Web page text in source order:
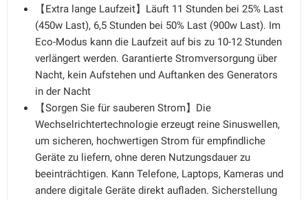
【Extra lange Laufzeit】Läuft 11 Stunden bei 25% Last
(450w Last), 6,5 Stunden bei 50% Last (900w Last). Im
Eco-Modus kann die Laufzeit auf bis zu 10-12 Stunden
verlängert werden. Garantierte Stromversorgung über
Nacht, kein Aufstehen und Auftanken des Generators
in der Nacht
【Sorgen Sie für sauberen Strom】Die
Wechselrichtertechnologie erzeugt reine Sinuswellen,
um sicheren, hochwertigen Strom für empfindliche
Geräte zu liefern, ohne deren Nutzungsdauer zu
beeinträchtigen. Kann Telefone, Laptops, Kameras und
andere digitale Geräte direkt aufladen. Sicherstellung